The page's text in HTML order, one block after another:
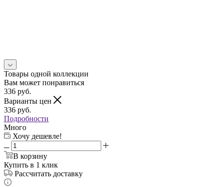
Товары одной коллекции
Вам может понравиться
336 руб.
Варианты цен
336 руб.
Подробности
Много
Хочу дешевле!
В корзину
Купить в 1 клик
Рассчитать доставку